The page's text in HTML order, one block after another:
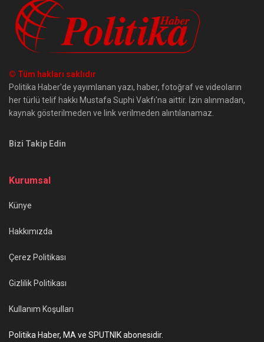
© Tüm hakları saklıdır
Politika Haber'de yayımlanan yazı, haber, fotoğraf ve videoların
her türlü telif hakkı Mustafa Suphi Vakfı'na aittir. İzin alınmadan,
kaynak gösterilmeden ve link verilmeden alıntılanamaz.
Bizi Takip Edin
Kurumsal
Künye
Hakkımızda
Çerez Politikası
Gizlilik Politikası
Kullanım Koşulları
Politika Haber, MA ve SPUTNIK abonesidir.